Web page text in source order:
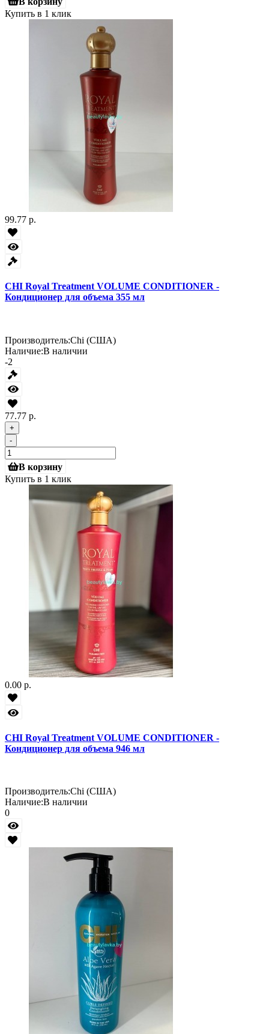
Купить в 1 клик
99.77 р.
CHI Royal Treatment VOLUME CONDITIONER -
Кондиционер для объема 355 мл
Производитель:Chi (США)
Наличие:В наличии
-2
77.77 р.
+
-
В корзину
Купить в 1 клик
0.00 р.
CHI Royal Treatment VOLUME CONDITIONER -
Кондиционер для объема 946 мл
Производитель:Chi (США)
Наличие:В наличии
0